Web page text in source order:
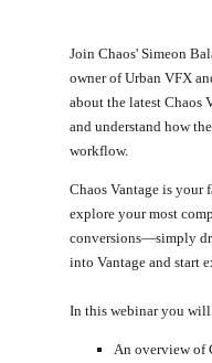
Join Chaos' Simeon
owner of Urban VFX
about the latest Chaos
and understand how
workflow.
Chaos Vantage is your
explore your most
conversions—simply
into Vantage and start
In this webinar you will
An overview of